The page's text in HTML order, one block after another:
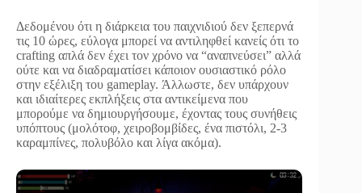
Δεδομένου ότι η διάρκεια του παιχνιδιού δεν ξεπερνά
τις 10 ώρες, εύλογα μπορεί να αντιληφθεί κανείς ότι το
crafting απλά δεν έχει τον χρόνο να “αναπνεύσει” αλλά
ούτε και να διαδραματίσει κάποιον ουσιαστικό ρόλο
στην εξέλιξη του gameplay. Άλλωστε, δεν υπάρχουν
και ιδιαίτερες εκπλήξεις στα αντικείμενα που
μπορούμε να δημιουργήσουμε, έχοντας τους συνήθεις
υπόπτους (μολότοφ, χειροβομβίδες, ένα πιστόλι, 2-3
καραμπίνες, πολυβόλο και λίγα ακόμα).